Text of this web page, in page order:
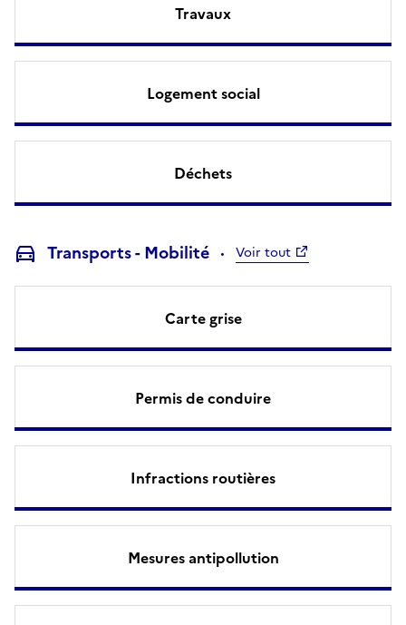
Travaux
Logement social
Déchets
Transports - Mobilité Voir tout
Carte grise
Permis de conduire
Infractions routières
Mesures antipollution